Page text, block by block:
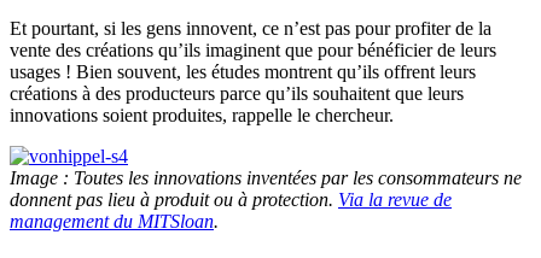
Et pourtant, si les gens innovent, ce n’est pas pour profiter de la
vente des créations qu’ils imaginent que pour bénéficier de leurs
usages ! Bien souvent, les études montrent qu’ils offrent leurs
créations à des producteurs parce qu’ils souhaitent que leurs
innovations soient produites, rappelle le chercheur.
Image : Toutes les innovations inventées par les consommateurs ne
donnent pas lieu à produit ou à protection. Via la revue de
management du MITSloan.